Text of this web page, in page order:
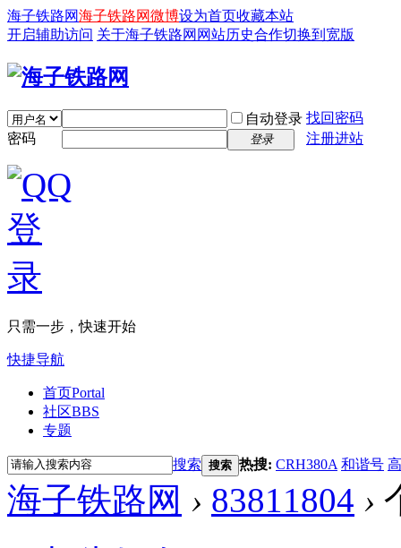
海子铁路网海子铁路网微博设为首页收藏本站
开启辅助访问 关于海子铁路网 网站历史合作切换到宽版
自动登录 找回密码
密码
登录 注册进站
只需一步，快速开始
快捷导航
首页Portal
社区BBS
专题
搜索 搜索 热搜: CRH380A 和谐号
海子铁路网 › 83811804 ›